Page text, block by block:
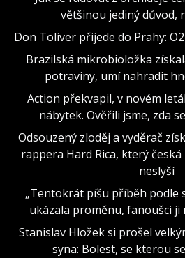
většinou jediný důvod,
Don Toliver přijede do Prahy:
Brazilská mikrobioložka
potraviny, umí nahradit
Action překvapil, v novém
nábytek. Ověřili jsme, zda
Odsouzený zloděj a vyděrač
rappera Hard Rica, který
neslyší
„Tentokrát píšu příběh podle
ukázala proměnu, fanoušci
Stanislav Hložek si prošel
syna: Bolest, se kterou